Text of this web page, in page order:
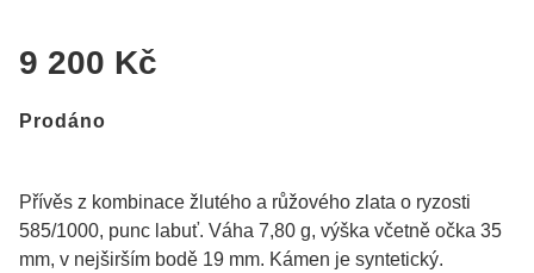
9 200 Kč
Prodáno
Přívěs z kombinace žlutého a růžového zlata o ryzosti
585/1000, punc labuť. Váha 7,80 g, výška včetně očka 35
mm, v nejširším bodě 19 mm. Kámen je syntetický.